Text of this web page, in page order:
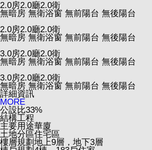
2.0房2.0廳2.0衛
無暗房 無衛浴窗 無前陽台 無後陽台
2.0房2.0廳2.0衛
無暗房 無衛浴窗 無前陽台 無後陽台
3.0房2.0廳2.0衛
無暗房 無衛浴窗 無前陽台 無後陽台
3.0房2.0廳2.0衛
無暗房 無衛浴窗 無前陽台 無後陽台
詳細資訊
MORE
公設比33%
結構工程
主要用途華廈
土地分區住宅區
樓層規劃 地上9層，地下3層